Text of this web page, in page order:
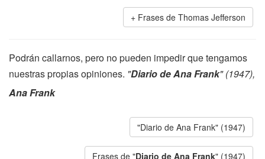
Frases de Thomas Jefferson
Podrán callarnos, pero no pueden impedir que tengamos
nuestras propias opiniones. "Diario de Ana Frank" (1947),
Ana Frank
"Diario de Ana Frank" (1947)
Frases de "Diario de Ana Frank" (1947)